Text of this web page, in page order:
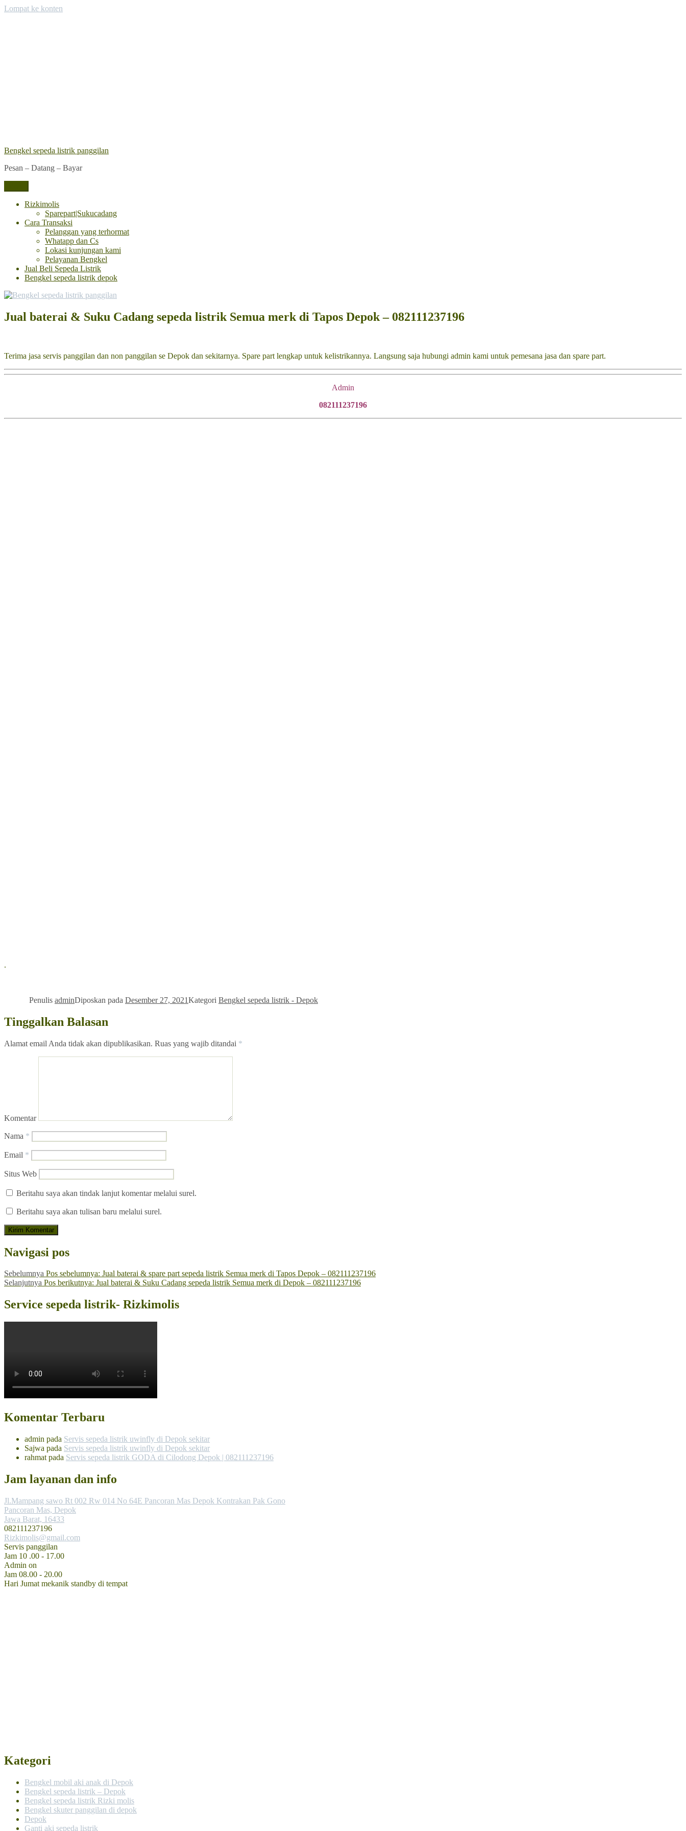
Lompat ke konten
Bengkel sepeda listrik panggilan
Pesan – Datang – Bayar
Rizkimolis
Sparepart|Sukucadang
Cara Transaksi
Pelanggan yang terhormat
Whatapp dan Cs
Lokasi kunjungan kami
Pelayanan Bengkel
Jual Beli Sepeda Listrik
Bengkel sepeda listrik depok
Jual baterai & Suku Cadang sepeda listrik Semua merk di Tapos Depok – 082111237196
Terima jasa servis panggilan dan non panggilan se Depok dan sekitarnya. Spare part lengkap untuk kelistrikannya. Langsung saja hubungi admin kami untuk pemesana jasa dan spare part.
Admin
082111237196
.
Penulis adminDiposkan pada Desember 27, 2021Kategori Bengkel sepeda listrik - Depok
Tinggalkan Balasan
Alamat email Anda tidak akan dipublikasikan. Ruas yang wajib ditandai *
Komentar
Nama *
Email *
Situs Web
Beritahu saya akan tindak lanjut komentar melalui surel.
Beritahu saya akan tulisan baru melalui surel.
Navigasi pos
Sebelumnya Pos sebelumnya: Jual baterai & spare part sepeda listrik Semua merk di Tapos Depok – 082111237196
Selanjutnya Pos berikutnya: Jual baterai & Suku Cadang sepeda listrik Semua merk di Depok – 082111237196
Service sepeda listrik- Rizkimolis
Komentar Terbaru
admin pada Servis sepeda listrik uwinfly di Depok sekitar
Sajwa pada Servis sepeda listrik uwinfly di Depok sekitar
rahmat pada Servis sepeda listrik GODA di Cilodong Depok | 082111237196
Jam layanan dan info
Jl.Mampang sawo Rt 002 Rw 014 No 64E Pancoran Mas Depok Kontrakan Pak Gono
Pancoran Mas, Depok
Jawa Barat, 16433
082111237196
Rizkimolis@gmail.com
Servis panggilan
Jam 10 .00 - 17.00
Admin on
Jam 08.00 - 20.00
Hari Jumat mekanik standby di tempat
Kategori
Bengkel mobil aki anak di Depok
Bengkel sepeda listrik – Depok
Bengkel sepeda listrik Rizki molis
Bengkel skuter panggilan di depok
Depok
Ganti aki sepeda listrik